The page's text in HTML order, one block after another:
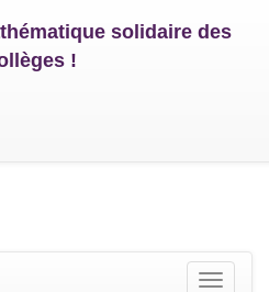
solidaire des
!
Toggle